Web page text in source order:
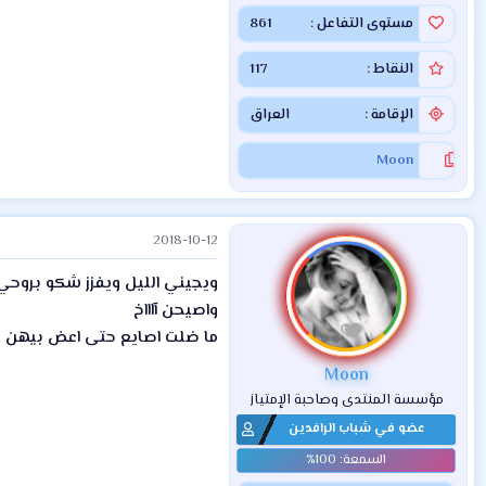
مستوى التفاعل 861
النقاط 117
الإقامة العراق
Moon
Moon
مؤسسة المنتدى وصاحبة الإمتياز
عضو في شباب الرافدين
2018-10-12
ويجيني الليل ويفزز شكو
واصيحن آاااخ
ما ضلت اصايع حتى اعض بيهن